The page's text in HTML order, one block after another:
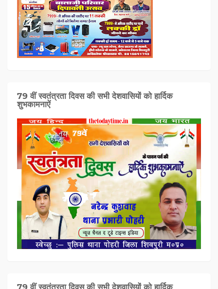
79 वीं स्वतंत्रता दिवस की सभी देशवासियों को हार्दिक
शुभकामनाऐं
79 वीं स्वतंत्रता दिवस की सभी देशवासियों को हार्दिक